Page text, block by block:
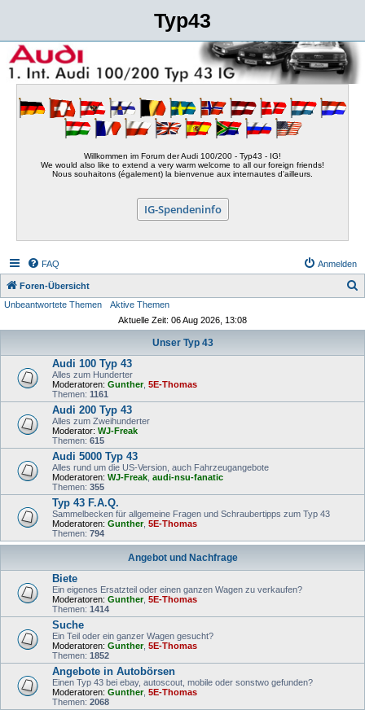
Typ43
Willkommen im Forum der Audi 100/200 - Typ43 - IG!
We would also like to extend a very warm welcome to all our foreign friends!
Nous souhaitons (également) la bienvenue aux internautes d'ailleurs.
IG-Spendeninfo
FAQ Anmelden
Foren-Übersicht
Unbeantwortete Themen
Aktive Themen
Aktuelle Zeit: 06 Aug 2026, 13:08
Unser Typ 43
Audi 100 Typ 43
Alles zum Hunderter
Moderatoren: Gunther, 5E-Thomas
Themen: 1161
Audi 200 Typ 43
Alles zum Zweihunderter
Moderator: WJ-Freak
Themen: 615
Audi 5000 Typ 43
Alles rund um die US-Version, auch Fahrzeugangebote
Moderatoren: WJ-Freak audi-nsu-fanatic
Themen: 355
Typ 43 F.A.Q.
Sammelbecken für allgemeine Fragen und Schraubertipps zum Typ 43
Moderatoren: Gunther, 5E-Thomas
Themen: 794
Angebot und Nachfrage
Biete
Ein eigenes Ersatzteil oder einen ganzen Wagen zu verkaufen?
Moderatoren: Gunther, 5E-Thomas
Themen: 1414
Suche
Ein Teil oder ein ganzer Wagen gesucht?
Moderatoren: Gunther, 5E-Thomas
Themen: 1852
Angebote in Autobörsen
Einen Typ 43 bei ebay, autoscout, mobile oder sonstwo gefunden?
Moderatoren: Gunther, 5E-Thomas
Themen: 2068